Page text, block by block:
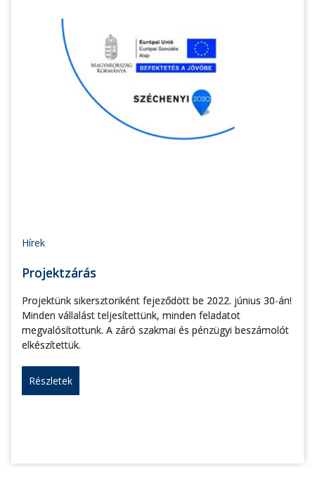
Hírek
Projektzárás
Projektünk sikersztoriként fejeződött be 2022. június 30-án!
Minden vállalást teljesítettünk, minden feladatot
megvalósítottunk. A záró szakmai és pénzügyi beszámolót
elkészítettük.
Részletek